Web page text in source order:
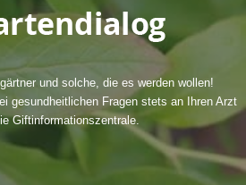
und solche, die es werden wollen!
gesundheitlichen Fragen stets an Ihren Arzt
Giftinformationszentrale.